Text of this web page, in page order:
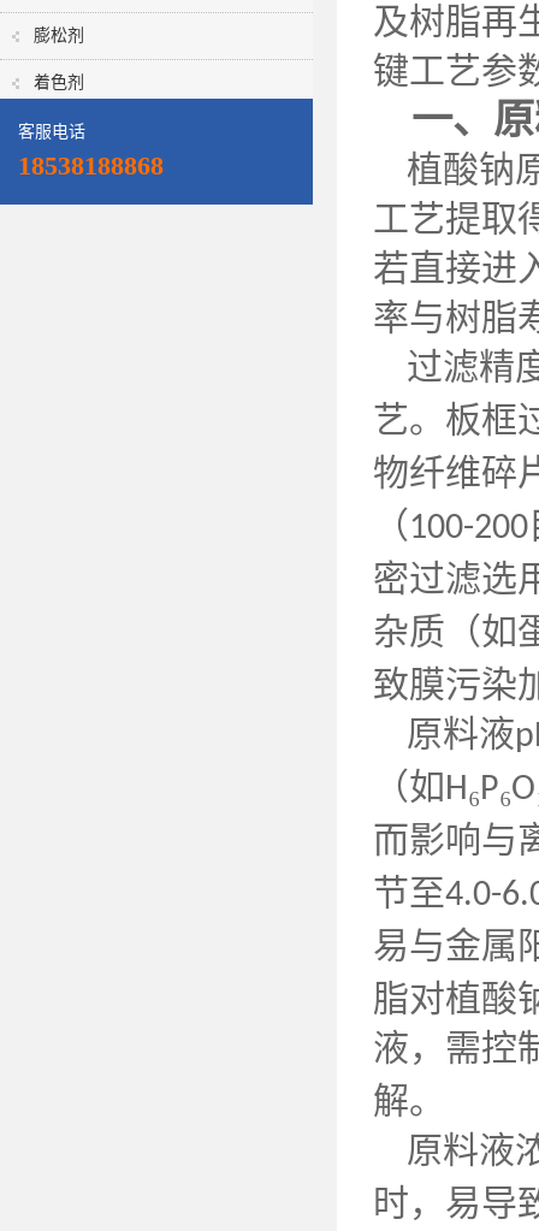
膨松剂
着色剂
客服电话
18538188868
及树脂再
键工艺参
一、
植酸钠
工艺提取
若直接进
率与树脂
过滤精
艺。板框
物纤维碎
（100-200
密过滤选
杂质（如
致膜污染
原料液
（如H₆P₆O
而影响与
节至4.0-
易与金属
脂对植酸
液，需控
解。
原料液
时，易导